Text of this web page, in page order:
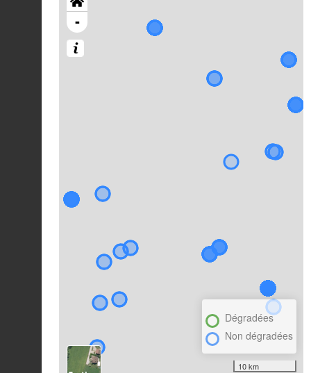
-
Dégradées
Non dégradées
10 km